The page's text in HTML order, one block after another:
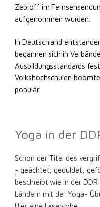
Zebroff im
aufgenommen wurden.
In Deutschland
begannen sich in
Ausbildungsstandards
Volkshochschulen
populär.
Yoga in der
Schon der Titel des
- geächtet, geduldet,
beschreibt wie in der
Ländern mit der Yoga-